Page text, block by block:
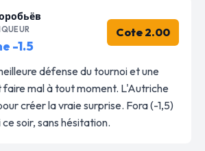
-1.5
Cote 2.00
défense du tournoi et une
mal à tout moment. L'Autriche
créer la vraie surprise. Fora (-1,5)
soir, sans hésitation.